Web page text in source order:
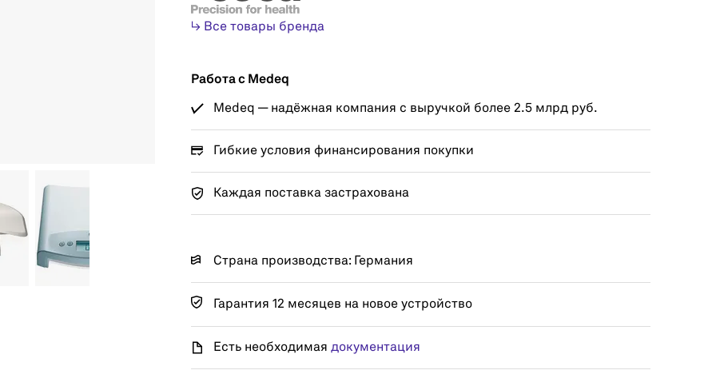
↳ Все товары бренда
Работа с Medeq
Medeq — надёжная компания с выручкой более 2.5 млрд руб.
Гибкие условия финансирования покупки
Каждая поставка застрахована
Страна производства: Германия
Гарантия 12 месяцев на новое устройство
Есть необходимая документация